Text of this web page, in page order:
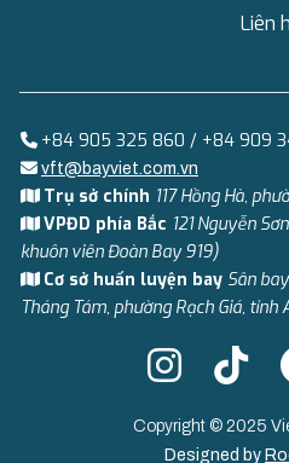
Liên
+84 905 325 860 / +84 909
vft@bayviet.com.vn
Trụ sở chính 117 Hồng Hà,
VPĐD phía Bắc 121 Nguyễn
khuôn viên Đoàn Bay 919)
Cơ sở huấn luyện bay Sân
Tháng Tám, phường Rạch Giá, tỉnh
Copyright © 2025
Designed by